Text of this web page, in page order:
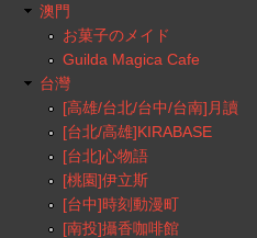
澳門
お菓子のメイド
Guilda Magica Cafe
台灣
[高雄/台北/台中/台南]月讀
[台北/高雄]KIRABASE
[台北]心物語
[桃園]伊立斯
[台中]時刻動漫町
[南投]攝香咖啡館